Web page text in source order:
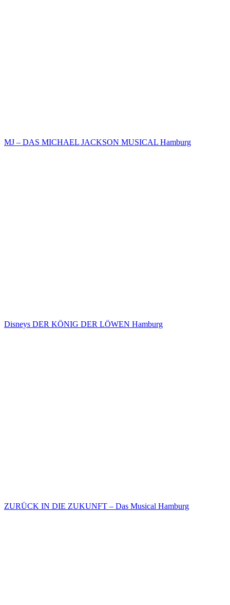
MJ – DAS MICHAEL JACKSON MUSICAL Hamburg
Disneys DER KÖNIG DER LÖWEN Hamburg
ZURÜCK IN DIE ZUKUNFT – Das Musical Hamburg